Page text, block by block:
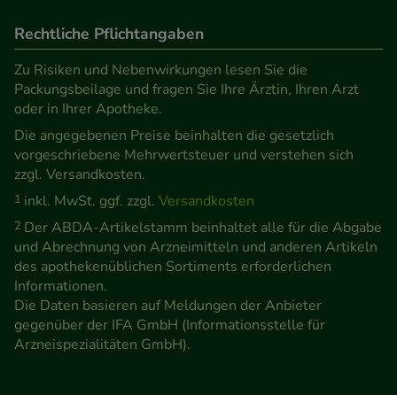
betreiben.
Statistik & Tracking:Hierüber lassen sich
Informationen über die Art und Weise der Nutzung
unserer Website sammeln, mit deren Hilfe wir
unsere Website weiter für Sie optimieren können,
den Inhalt auf unserer Website aber auch die
Werbung auf Drittseiten möglichst relevant für Sie
teilweise an Dritte wie z.B. Google oder soziale
Medien übertragen werden.
Rechtliche Pflichtangaben
Zu Risiken und Nebenwirkungen lesen Sie die
Packungsbeilage und fragen Sie Ihre Ärztin, Ihren Arzt
oder in Ihrer Apotheke.
Die angegebenen Preise beinhalten die gesetzlich
vorgeschriebene Mehrwertsteuer und verstehen sich
zzgl. Versandkosten.
1 inkl. MwSt. ggf. zzgl. Versandkosten
2 Der ABDA-Artikelstamm beinhaltet alle für die Abgabe
und Abrechnung von Arzneimitteln und anderen Artikeln
des apothekenüblichen Sortiments erforderlichen
Informationen.
Die Daten basieren auf Meldungen der Anbieter
gegenüber der IFA GmbH (Informationsstelle für
Arzneispezialitäten GmbH).